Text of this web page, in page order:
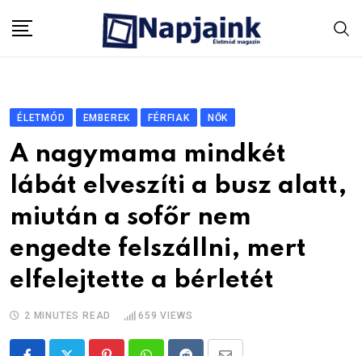
ÉLETMÓD EMBEREK FÉRFIAK NŐK
A nagymama mindkét
lábát elveszíti a busz alatt,
miután a sofőr nem
engedte felszállni, mert
elfelejtette a bérletét
2 MINUTES READ 659 VIEWS